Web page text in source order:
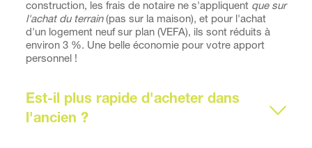
construction, les frais de notaire ne s'appliquent que sur
l'achat du terrain (pas sur la maison), et pour l'achat
d'un logement neuf sur plan (VEFA), ils sont réduits à
environ 3 %. Une belle économie pour votre apport
personnel !
Est-il plus rapide d'acheter dans
l'ancien ?